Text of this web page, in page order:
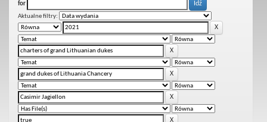
for
Aktualne filtry: